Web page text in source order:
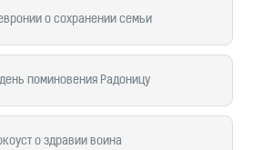
о сохранении семьи
день поминовения Радоницу
о здравии воина